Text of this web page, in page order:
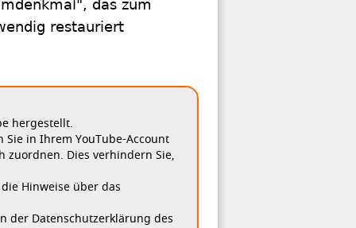
das zum
restauriert
hergestellt.
in Ihrem YouTube-Account
Dies verhindern Sie,
Hinweise über das
der Datenschutzerklärung des